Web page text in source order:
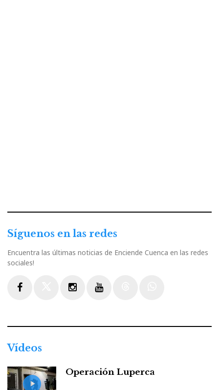
Síguenos en las redes
Encuentra las últimas noticias de Enciende Cuenca en las redes
sociales!
Vídeos
Operación Luperca